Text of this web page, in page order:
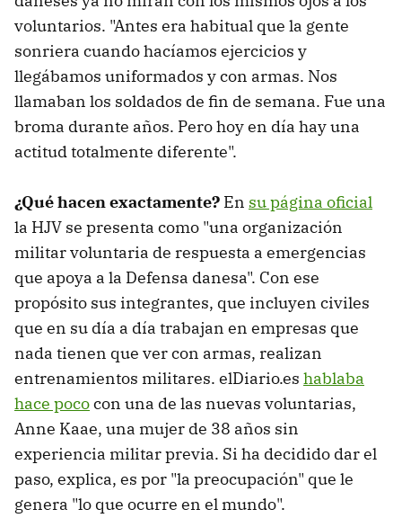
voluntarios. "Antes era habitual que la gente
sonriera cuando hacíamos ejercicios y
llegábamos uniformados y con armas. Nos
llamaban los soldados de fin de semana. Fue una
broma durante años. Pero hoy en día hay una
actitud totalmente diferente".
¿Qué hacen exactamente? En su página oficial
la HJV se presenta como "una organización
militar voluntaria de respuesta a emergencias
que apoya a la Defensa danesa". Con ese
propósito sus integrantes, que incluyen civiles
que en su día a día trabajan en empresas que
nada tienen que ver con armas, realizan
entrenamientos militares. elDiario.es hablaba
hace pococon una de las nuevas voluntarias,
Anne Kaae, una mujer de 38 años sin
experiencia militar previa. Si ha decidido dar el
paso, explica, es por "la preocupación" que le
genera "lo que ocurre en el mundo".